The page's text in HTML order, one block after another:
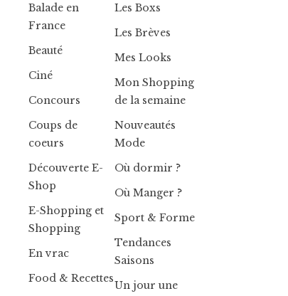
Balade en
France
Beauté
Ciné
Concours
Coups de
coeurs
Découverte E-
Shop
E-Shopping et
Shopping
En vrac
Food & Recettes
Les Boxs
Les Brèves
Mes Looks
Mon Shopping
de la semaine
Nouveautés
Mode
Où dormir ?
Où Manger ?
Sport & Forme
Tendances
Saisons
Un jour une